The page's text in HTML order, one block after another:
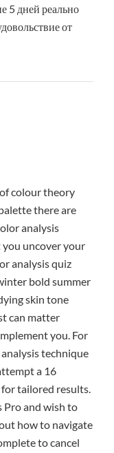
5 дней реально
от
colour theory
there are
analysis
uncover your
analysis quiz
bold summer
skin tone
can matter
you. For
technique
a 16
tailored results.
Pro and wish to
how to navigate
to cancel